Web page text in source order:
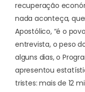
recuperação
nada aconteça,
Apostólico, “é o
entrevista, o peso
alguns dias, o
apresentou
tristes: mais de 12